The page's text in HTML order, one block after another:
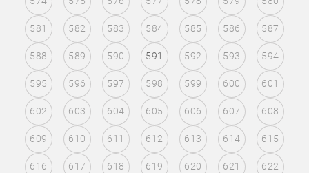
581 582 583 584 585 586 587
588 589 590 591 592 593 594
595 596 597 598 599 600 601
602 603 604 605 606 607 608
609 610 611 612 613 614 615
616 617 618 619 620 621 622